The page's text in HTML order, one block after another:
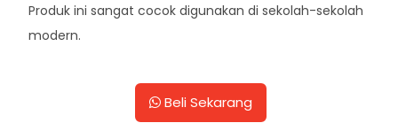
Produk ini sangat cocok digunakan di sekolah-sekolah
modern.
Beli Sekarang